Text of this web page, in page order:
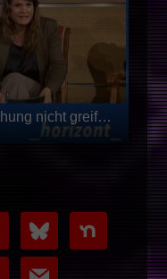
Gendern: Wenn die Umerziehung nicht greift, muss sie halt verstärkt werden
bluesky nextdoor
mail